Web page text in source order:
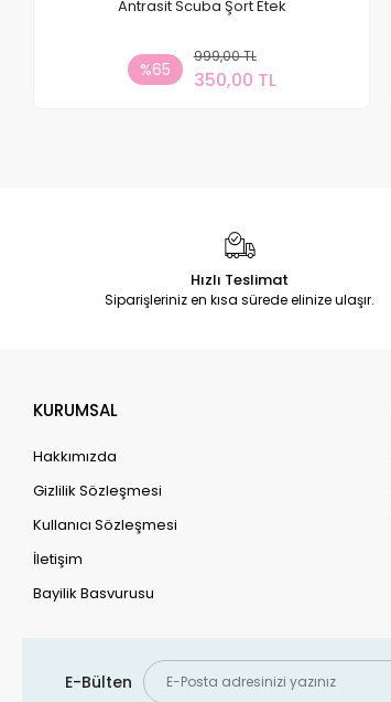
Antrasit Scuba Şort Etek
%65
999,00 TL
350,00 TL
Sepete Ekle
Hızlı Teslimat
Siparişleriniz en kısa sürede elinize ulaşır.
KURUMSAL
Hakkımızda
Gizlilik Sözleşmesi
Kullanıcı Sözleşmesi
İletişim
Bayilik Basvurusu
E-Bülten